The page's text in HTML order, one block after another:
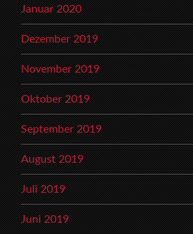
Januar 2020
Dezember 2019
November 2019
Oktober 2019
September 2019
August 2019
Juli 2019
Juni 2019